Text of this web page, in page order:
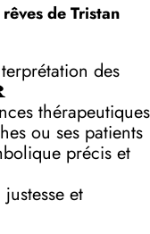
de Tristan
des
thérapeutiques
ou ses patients
précis et
et